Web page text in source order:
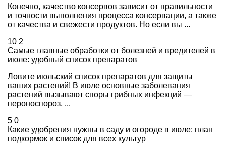
Конечно, качество консервов зависит от правильности
и точности выполнения процесса консервации, а также
от качества и свежести продуктов. Но если вы ...
10 2
Самые главные обработки от болезней и вредителей в
июле: удобный список препаратов
Ловите июльский список препаратов для защиты
ваших растений! В июле основные заболевания
растений вызывают споры грибных инфекций —
пероноспороз, ...
5 0
Какие удобрения нужны в саду и огороде в июле: план
подкормок и список для всех культур